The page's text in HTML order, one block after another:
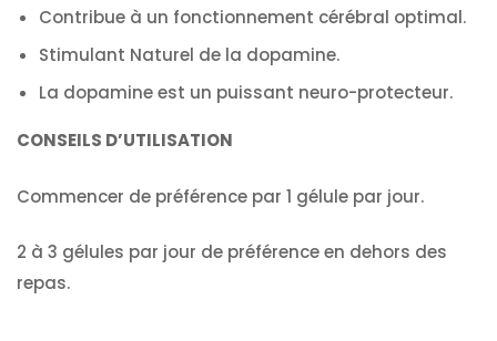
Contribue à un fonctionnement cérébral optimal.
Stimulant Naturel de la dopamine.
La dopamine est un puissant neuro-protecteur.
CONSEILS D’UTILISATION
Commencer de préférence par 1 gélule par jour.
2 à 3 gélules par jour de préférence en dehors des
repas.